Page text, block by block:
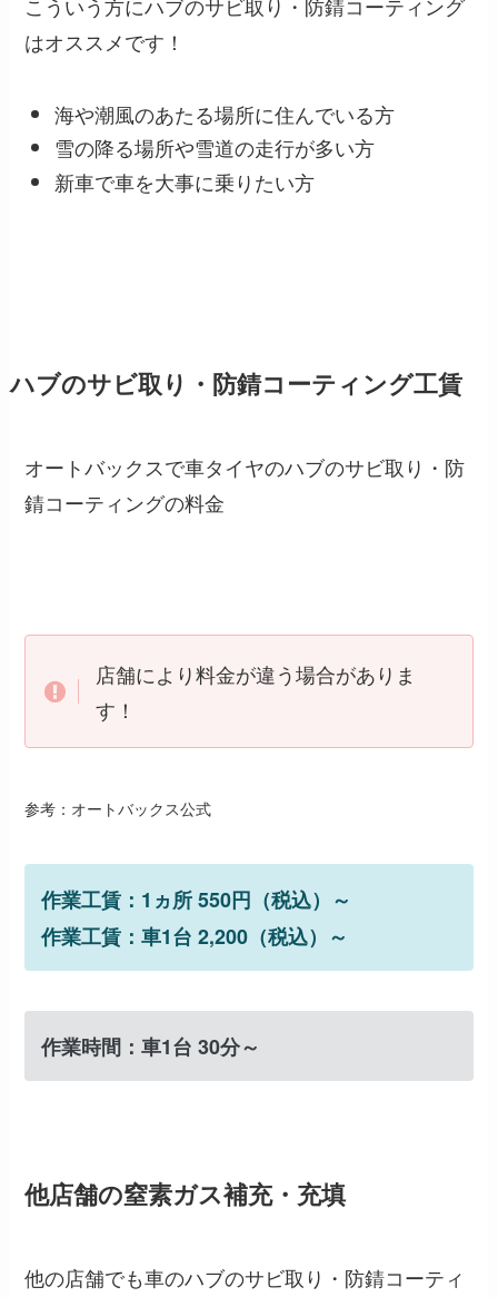
はオススメです！
海や潮風のあたる場所に住んでいる方
雪の降る場所や雪道の走行が多い方
新車で車を大事に乗りたい方
ハブのサビ取り・防錆コーティング工賃
オートバックスで車タイヤのハブのサビ取り・防
錆コーティングの料金
店舗により料金が違う場合がありま
す！
参考：オートバックス公式
作業工賃：1ヵ所 550円（税込）～
作業工賃：車1台 2,200（税込）～
作業時間：車1台 30分～
他店舗の窒素ガス補充・充填
他の店舗でも車のハブのサビ取り・防錆コーティ